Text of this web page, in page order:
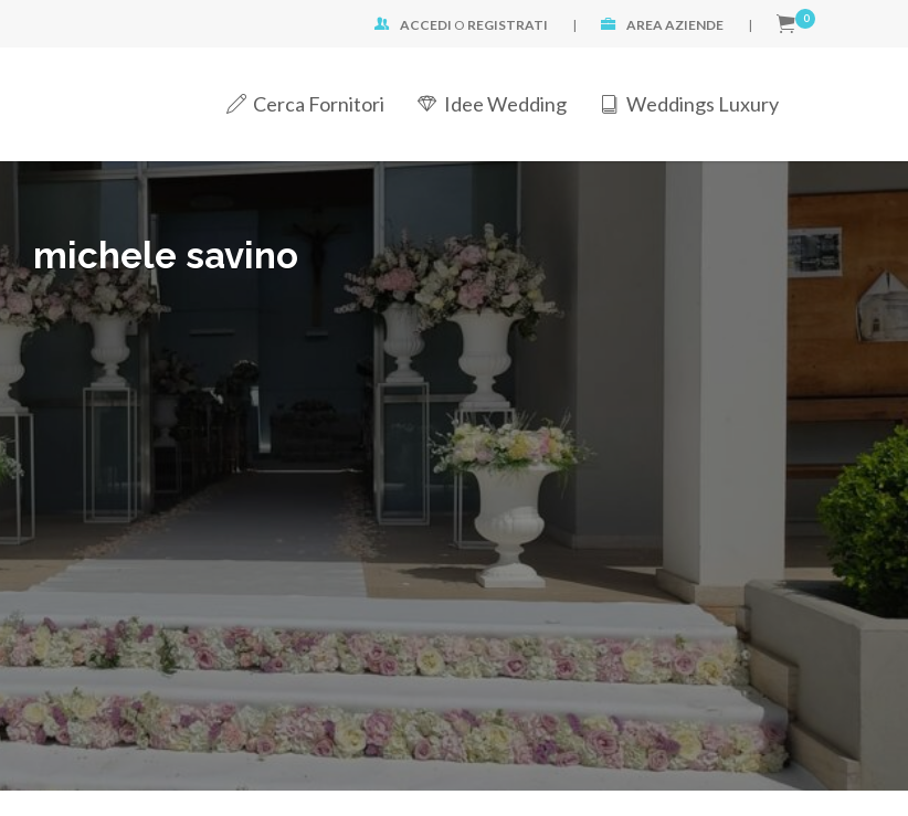
ACCEDI O REGISTRATI | AREA AZIENDE | 0
Cerca Fornitori Idee Wedding Weddings Luxury
michele savino